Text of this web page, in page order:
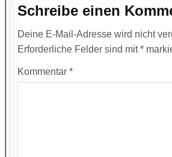
Schreibe einen
Deine E-Mail-Adresse wird nicht
Erforderliche Felder sind mit*
Kommentar*